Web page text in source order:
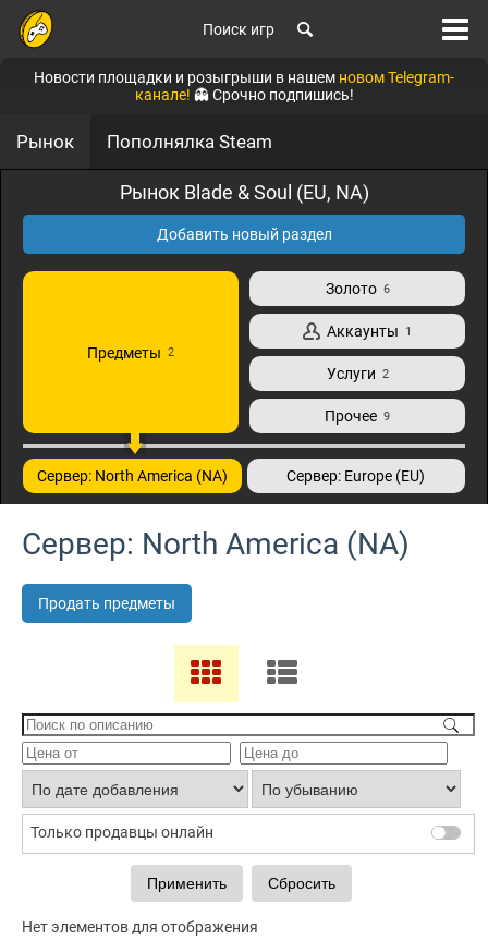
Поиск игр
Новости площадки и розыгрыши в нашем новом Telegram-
канале! 👻 Срочно подпишись!
Рынок Пополнялка Steam
Рынок Blade & Soul (EU, NA)
Добавить новый раздел
Предметы 2
Золото 6
Аккаунты 1
Услуги 2
Прочее 9
Сервер: North America (NA) Сервер: Europe (EU)
Сервер: North America (NA)
Продать предметы
Только продавцы онлайн
Нет элементов для отображения